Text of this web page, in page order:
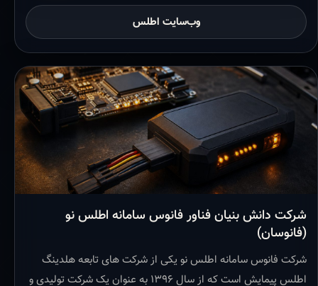
وب‌سایت اطلس
شرکت دانش بنیان فناور فانوس سامانه اطلس نو
(فانوسان)
شرکت فانوس سامانه اطلس نو یکی از شرکت های تابعه هلدینگ
اطلس پیمایش است که از سال ۱۳۹۶ به عنوان یک شرکت تولیدی و